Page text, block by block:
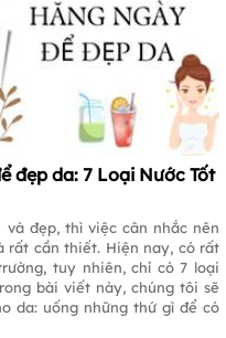
đẹp da: 7 Loại Nước Tốt
đẹp, thì việc cân nhắc nên
rất cần thiết. Hiện nay, có rất
tuy nhiên, chỉ có 7 loại
bài viết này, chúng tôi sẽ
da: uống những thứ gì để có